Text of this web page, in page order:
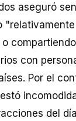
aseguró
o
con
Por el
del